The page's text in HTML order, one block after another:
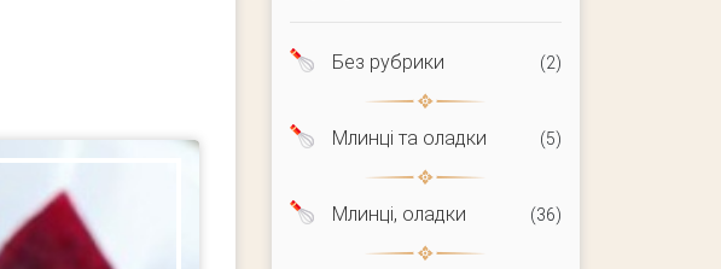
Без рубрики (2)
Млинці та оладки (5)
Млинці, оладки (36)